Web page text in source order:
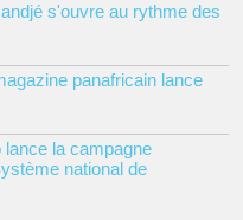
s'ouvre au rythme des
panafricain lance
la campagne
national de